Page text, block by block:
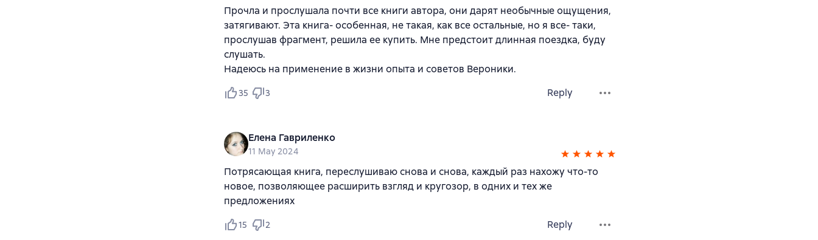
Прочла и прослушала почти все книги автора, они дарят необычные ощущения,
затягивают. Эта книга- особенная, не такая, как все остальные, но я все- таки,
прослушав фрагмент, решила ее купить. Мне предстоит длинная поездка, буду
слушать.
Надеюсь на применение в жизни опыта и советов Вероники.
35 3 Reply
Елена Гавриленко
11 May 2024
Потрясающая книга, переслушиваю снова и снова, каждый раз нахожу что-то
новое, позволяющее расширить взгляд и кругозор, в одних и тех же
предложениях
15 2 Reply